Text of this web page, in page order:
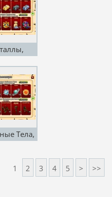
Тела,
1
2 3 4 5 > >>